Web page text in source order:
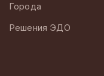
Города
Решения ЭДО